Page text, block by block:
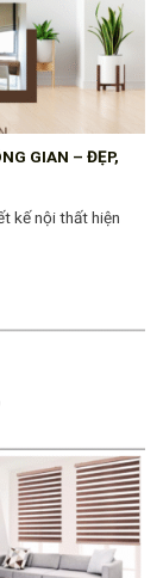
GIAN – ĐẸP,
kế nội thất hiện